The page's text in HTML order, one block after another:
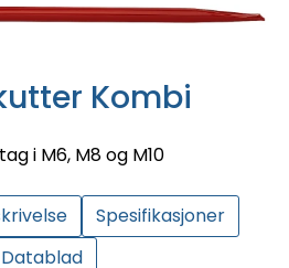
Kombi
i M6, M8 og M10
Spesifikasjoner
Datablad